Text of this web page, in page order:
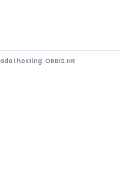
i hosting: ORBIS.HR